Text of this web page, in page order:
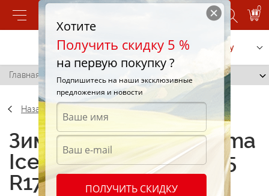
0
Позвонить Заказать услугу
Главная / Yokohama IceGUARD IG30 215/45 R17 87Y
Назад
Зимние шины Yokohama
IceGUARD IG30 215/45
R17 87Y
Хотите
Получить скидку 5 %
на первую покупку ?
Подпишитесь на наши эксклюзивные
предложения и новости
ПОЛУЧИТЬ СКИДКУ